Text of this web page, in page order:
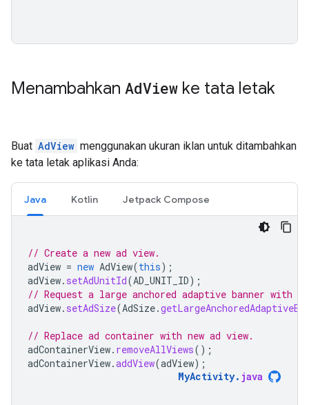
Menambahkan AdView ke tata letak
Buat AdView menggunakan ukuran iklan untuk ditambahkan
ke tata letak aplikasi Anda:
Java Kotlin Jetpack Compose
// Create a new ad view.
adView = new AdView(this);
adView. setAdUnitId(AD_UNIT_ID);
// Request a large anchored adaptive banner with
adView. setAdSize(AdSize.
// Replace ad container with new ad view.
adContainerView. removeAllViews();
adContainerView.addView(adView);
MyActivity. java